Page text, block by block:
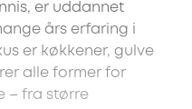
er uddannet
års erfaring i
er køkkener, gulve
alle former for
– fra større